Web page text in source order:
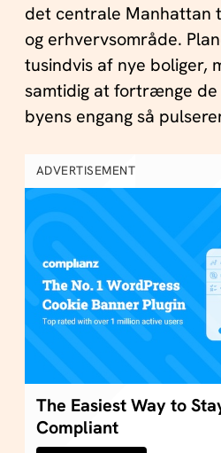
det centrale Manhattan
og erhvervsområde.
tusindvis af nye boliger,
samtidig at fortrænge
byens engang så
ADVERTISEMENT
The Easiest Way to
Compliant